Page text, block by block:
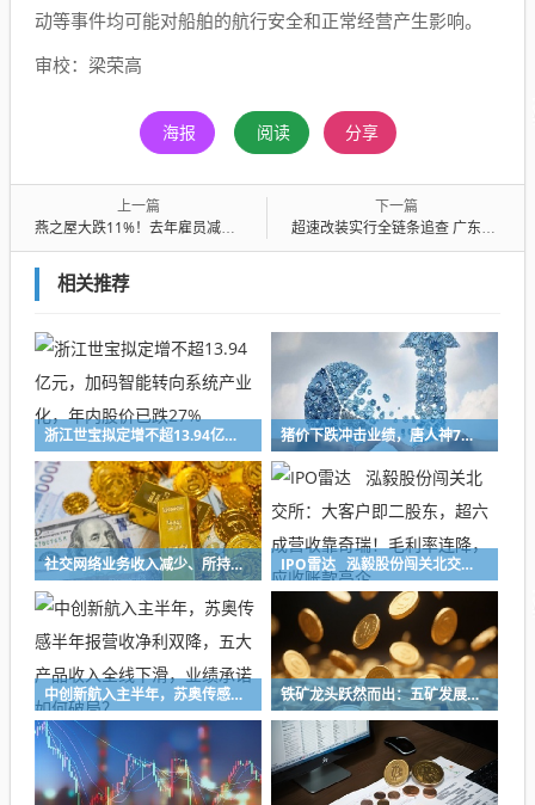
动等事件均可能对船舶的航行安全和正常经营产生影响。
审校：梁荣高
海报 阅读 分享
上一篇
燕之屋大跌11%！去年雇员减少234人，明星代言难换营收增长？
下一篇
超速改装实行全链条追查 广东首例定责改写电单车格局
相关推荐
浙江世宝拟定增不超13.94亿元，加码智能转向系统产业化，年内股价已跌27% 猪价下跌冲击业绩，唐人神7月生猪销售收入下降47%，中报预亏超8亿元创新高
社交网络业务收入减少、所持加密货币减值，映宇宙预计上半年净利缩水30% IPO雷达 泓毅股份闯关北交所：大客户即二股东，超六成营收靠奇瑞！毛利率连降，应收账款高企
中创新航入主半年，苏奥传感半年报营收净利双降，五大产品收入全线下滑，业绩承诺如何破局？ 铁矿龙头跃然而出：五矿发展重组铸就A股铁矿采选重要平台